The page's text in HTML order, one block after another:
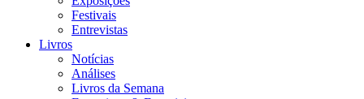
Festivais
Entrevistas
Livros
Notícias
Análises
Livros da Semana